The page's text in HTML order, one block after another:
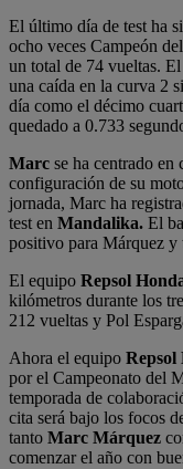
El último día de test ha
ocho veces Campeón
un total de 74 vueltas.
una caída en la curva 2
día como el décimo
quedado a 0.733
Marc se ha centrado en
configuración de su
jornada, Marc ha
test en Mandalika. El
positivo para Márquez y
El equipo Repsol
kilómetros durante los
212 vueltas y Pol
Ahora el equipo Repsol
por el Campeonato del
temporada de
cita será bajo los focos
tanto Marc Márquez
comenzar el año con